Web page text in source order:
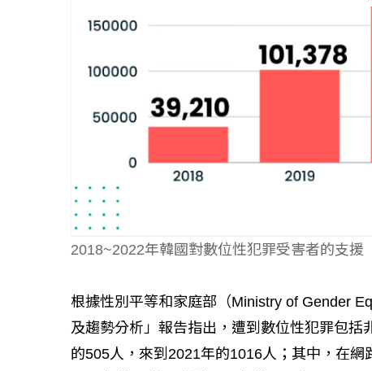
2018~2022年韓國對數位性犯罪受害者的支援
根據性別平等和家庭部（Ministry of Gender
及趨勢分析」報告指出，遭到數位性犯罪包
的505人，來到2021年的1016人；其中，在
工改變病患命